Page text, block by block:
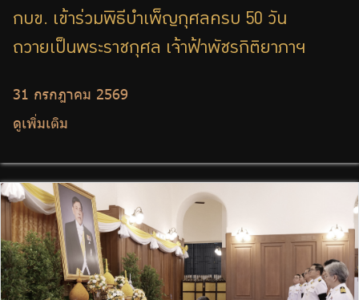
กบข. เข้าร่วมพิธีบำเพ็ญกุศลครบ 50 วัน
ถวายเป็นพระราชกุศล เจ้าฟ้าพัชรกิติยาภาฯ
31 กรกฎาคม 2569
ดูเพิ่มเติม